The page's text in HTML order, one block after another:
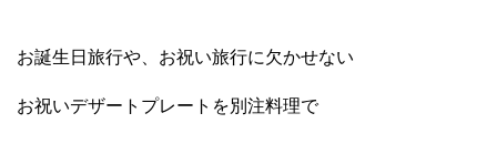
お誕生日旅行や、お祝い旅行に欠かせない
お祝いデザートプレートを別注料理で